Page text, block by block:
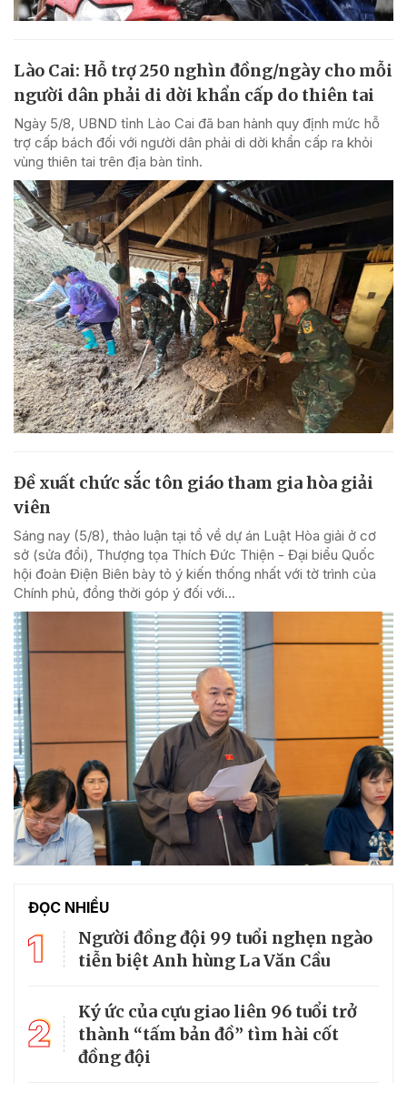
Lào Cai: Hỗ trợ 250 nghìn đồng/ngày cho mỗi
người dân phải di dời khẩn cấp do thiên tai
Ngày 5/8, UBND tỉnh Lào Cai đã ban hành quy định mức hỗ
trợ cấp bách đối với người dân phải di dời khẩn cấp ra khỏi
vùng thiên tai trên địa bàn tỉnh.
Đề xuất chức sắc tôn giáo tham gia hòa giải
viên
Sáng nay (5/8), thảo luận tại tổ về dự án Luật Hòa giải ở cơ
sở (sửa đổi), Thượng tọa Thích Đức Thiện - Đại biểu Quốc
hội đoàn Điện Biên bày tỏ ý kiến thống nhất với tờ trình của
Chính phủ, đồng thời góp ý đối với...
ĐỌC NHIỀU
1
Người đồng đội 99 tuổi nghẹn ngào
tiễn biệt Anh hùng La Văn Cầu
2
Ký ức của cựu giao liên 96 tuổi trở
thành “tấm bản đồ” tìm hài cốt
đồng đội